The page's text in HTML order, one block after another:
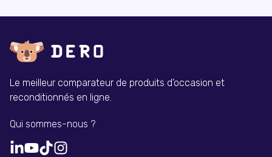
Le meilleur comparateur de produits d'occasion et
reconditionnés en ligne.
Qui sommes-nous ?